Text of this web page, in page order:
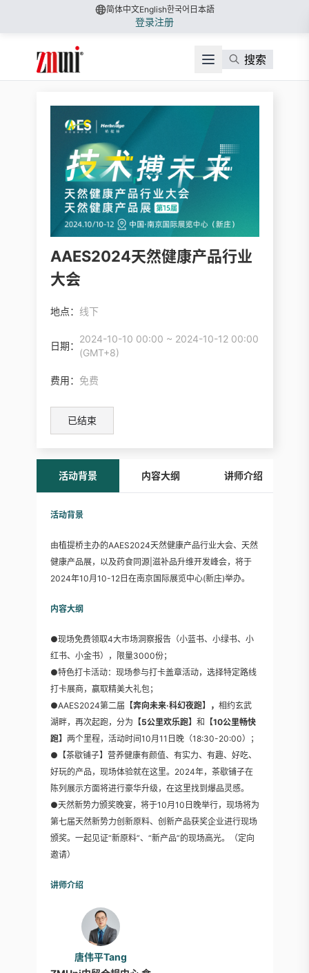
简体中文English한국어 日本語
登录注册
搜索
AAES2024天然健康产品行业
大会
地点： 线下
日期：
2024-10-10 00:00 ~ 2024-10-12 00:00
(GMT+8)
费用： 免费
已结束
活动背景 内容大纲 讲师介绍
活动背景
由植提桥主办的AAES2024天然健康产品行业大会、天然
健康产品展，以及药食同源|滋补品升维开发峰会，将于
2024年10月10-12日在南京国际展览中心(新庄)举办。
内容大纲
●现场免费领取4大市场洞察报告（小蓝书、小绿书、小
红书、小金书），限量3000份；
●特色打卡活动：现场参与打卡盖章活动，选择特定路线
打卡展商，赢取精美大礼包；
●AAES2024第二届 【奔向未来·科幻夜跑】 ， 相约玄武
湖畔，再次起跑，分为 【5公里欢乐跑】 和 【10公里畅快
跑】 两个里程，活动时间10月11日晚（18:30-20:00）；
●【茶歇铺子】营养健康有颜值、有实力、有趣、好吃、
好玩的产品，现场体验就在这里。2024年，茶歇铺子在
陈列展示方面将进行豪华升级，在这里找到爆品灵感。
●天然新势力颁奖晚宴，将于10月10日晚举行，现场将为
第七届天然新势力创新原料、创新产品获奖企业进行现场
颁奖。一起见证“新原料”、“新产品”的现场高光。（定向
邀请）
讲师介绍
唐伟平Tang